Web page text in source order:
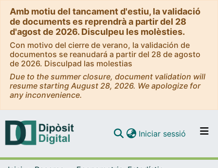
Amb motiu del tancament d'estiu, la validació
de documents es reprendrà a partir del 28
d'agost de 2026. Disculpeu les molèsties.
Con motivo del cierre de verano, la validación de
documentos se reanudará a partir del 28 de agosto
de 2026. Disculpad las molestias
Due to the summer closure, document validation will
resume starting August 28, 2026. We apologize for
any inconvenience.
Iniciar sessió (current)